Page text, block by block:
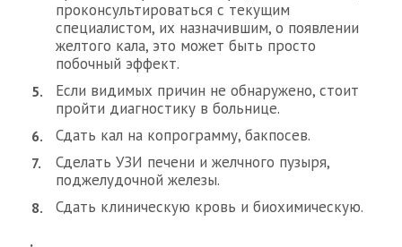
проконсультироваться с текущим
специалистом, их назначившим, о появлении
желтого кала, это может быть просто
побочный эффект.
Если видимых причин не обнаружено, стоит
пройти диагностику в больнице.
Сдать кал на копрограмму, бакпосев.
Сделать УЗИ печени и желчного пузыря,
поджелудочной железы.
Сдать клиническую кровь и биохимическую.